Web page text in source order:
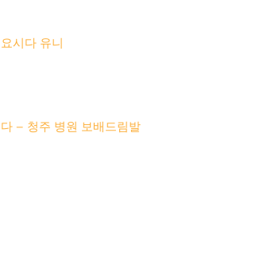
시다 유니
– 청주 병원 보배드림발